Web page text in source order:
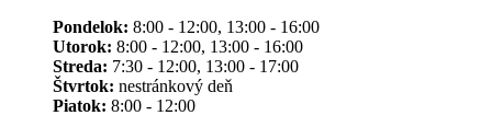
Pondelok: 8:00 - 12:00, 13:00 - 16:00
Utorok: 8:00 - 12:00, 13:00 - 16:00
Streda: 7:30 - 12:00, 13:00 - 17:00
Štvrtok: nestránkový deň
Piatok: 8:00 - 12:00